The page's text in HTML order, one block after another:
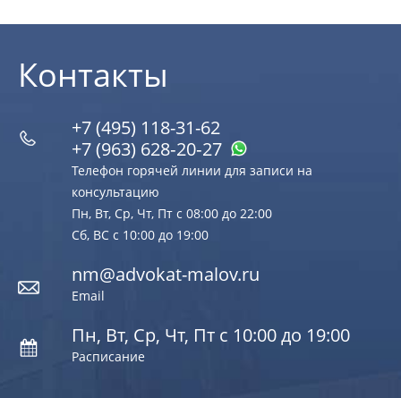
Контакты
+7 (495) 118-31-62
+7 (963) 628‑20‑27
Телефон горячей линии для записи на
консультацию
Пн, Вт, Ср, Чт, Пт с 08:00 до 22:00
Сб, ВС с 10:00 до 19:00
nm@advokat-malov.ru
Email
Пн, Вт, Ср, Чт, Пт с 10:00 до 19:00
Расписание